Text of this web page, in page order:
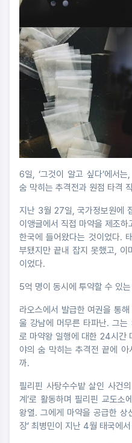
6일, ‘그것이 알고 싶다’에서는
숨 막히는 추격전과 원점 타격
지난 3월 27일, 국가정보원에
이앵글에서 직접 마약을 제조
한국에 들어왔다는 것이었다.
부됐지만 끝내 잡지 못했고,
이었다.
5억 명이 동시에 투약할 수 있
라오스에서 발급한 여권을 통
울 강남에 머무른 타파난. 그
로 마약왕 일행에 대한 24시간
야의 숨 막히는 추격전 끝에
까.
필리핀 사탕수수밭 살인 사건
계’로 활동하며 필리핀 교도소
왕열. 그에게 마약을 공급한 상
장’ 최병민이 지난 4월 태국에